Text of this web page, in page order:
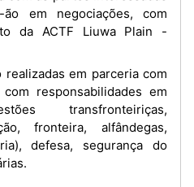
ão em negociações, com
da ACTF Liuwa Plain -
responsabilidades em
transfronteiriças,
fronteira, alfândegas,
defesa, segurança do